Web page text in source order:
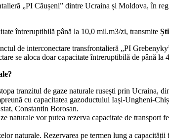
„PI Căușeni” dintre Ucraina și Moldova, în
întreruptibilă până la 10,0 mil.m3/zi, transmite
de interconectare transfrontalieră „PI
se aloca doar capacitate întreruptibilă de până la
tranzitul de gaze naturale rusești prin Ucraina,
cu capacitatea gazoductului Iași-Ungheni-
Constantin Borosan.
vor putea rezerva capacitate de transport
naturale. Rezervarea pe termen lung a